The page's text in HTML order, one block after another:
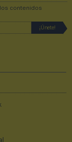
los contenidos